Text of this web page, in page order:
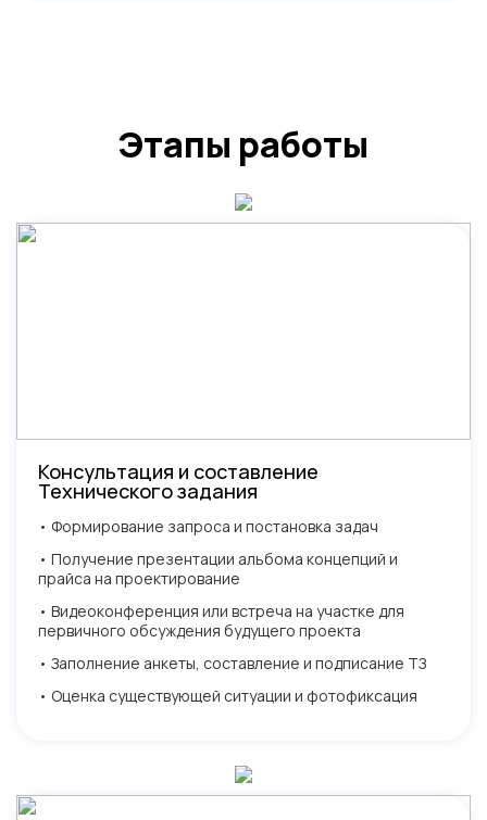
Этапы работы
Консультация и составление
Технического задания
• Формирование запроса и постановка задач
• Получение презентации альбома концепций и
прайса на проектирование
• Видеоконференция или встреча на участке для
первичного обсуждения будущего проекта
• Заполнение анкеты, составление и подписание ТЗ
• Оценка существующей ситуации и фотофиксация